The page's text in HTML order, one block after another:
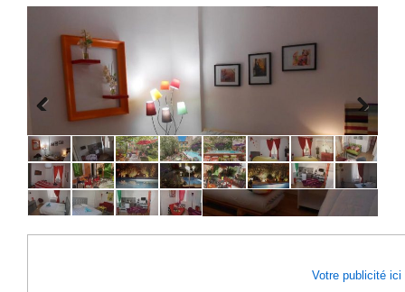
Previous Next
Votre publicité ici